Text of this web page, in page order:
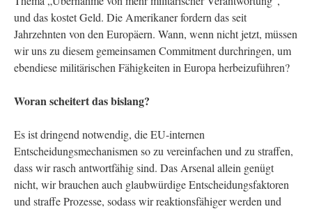
und das kostet Geld. Die Amerikaner fordern das seit
Jahrzehnten von den Europäern. Wann, wenn nicht jetzt, müssen
wir uns zu diesem gemeinsamen Commitment durchringen, um
ebendiese militärischen Fähigkeiten in Europa herbeizuführen?
Woran scheitert das bislang?
Es ist dringend notwendig, die EU-internen
Entscheidungsmechanismen so zu vereinfachen und zu straffen,
dass wir rasch antwortfähig sind. Das Arsenal allein genügt
nicht, wir brauchen auch glaubwürdige Entscheidungsfaktoren
und straffe Prozesse, sodass wir reaktionsfähiger werden und